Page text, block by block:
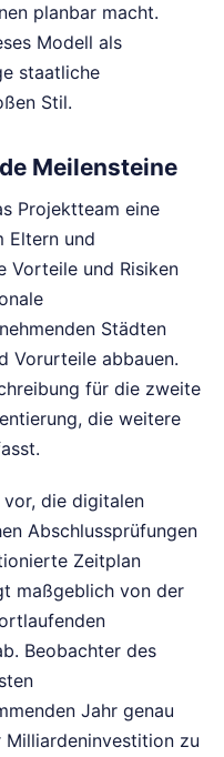
planbar macht.
Modell als
staatliche
Stil.
Meilensteine
Projektteam eine
Eltern und
Vorteile und Risiken
Städten
Vorurteile abbauen.
für die zweite
die weitere
die digitalen
Abschlussprüfungen
Zeitplan
maßgeblich von der
Beobachter des
Jahr genau
zu